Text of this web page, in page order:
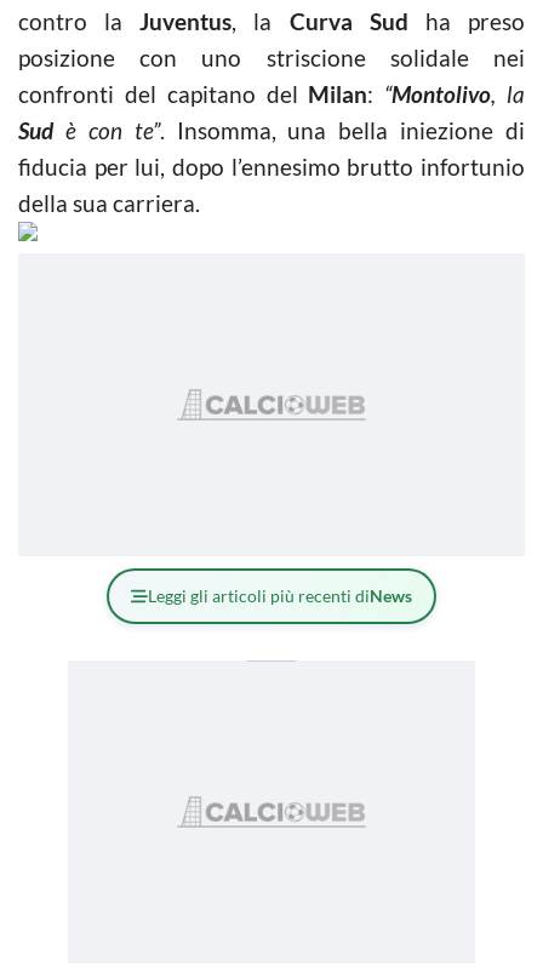
contro laJuventus, la Curva Sud ha preso
posizione con uno striscione solidale nei
confronti del capitano del Milan: “Montolivo, la
Sudè con te”. Insomma, una bella iniezione di
fiducia per lui, dopo l’ennesimo brutto infortunio
della sua carriera.
Leggi gli articoli più recenti diNews